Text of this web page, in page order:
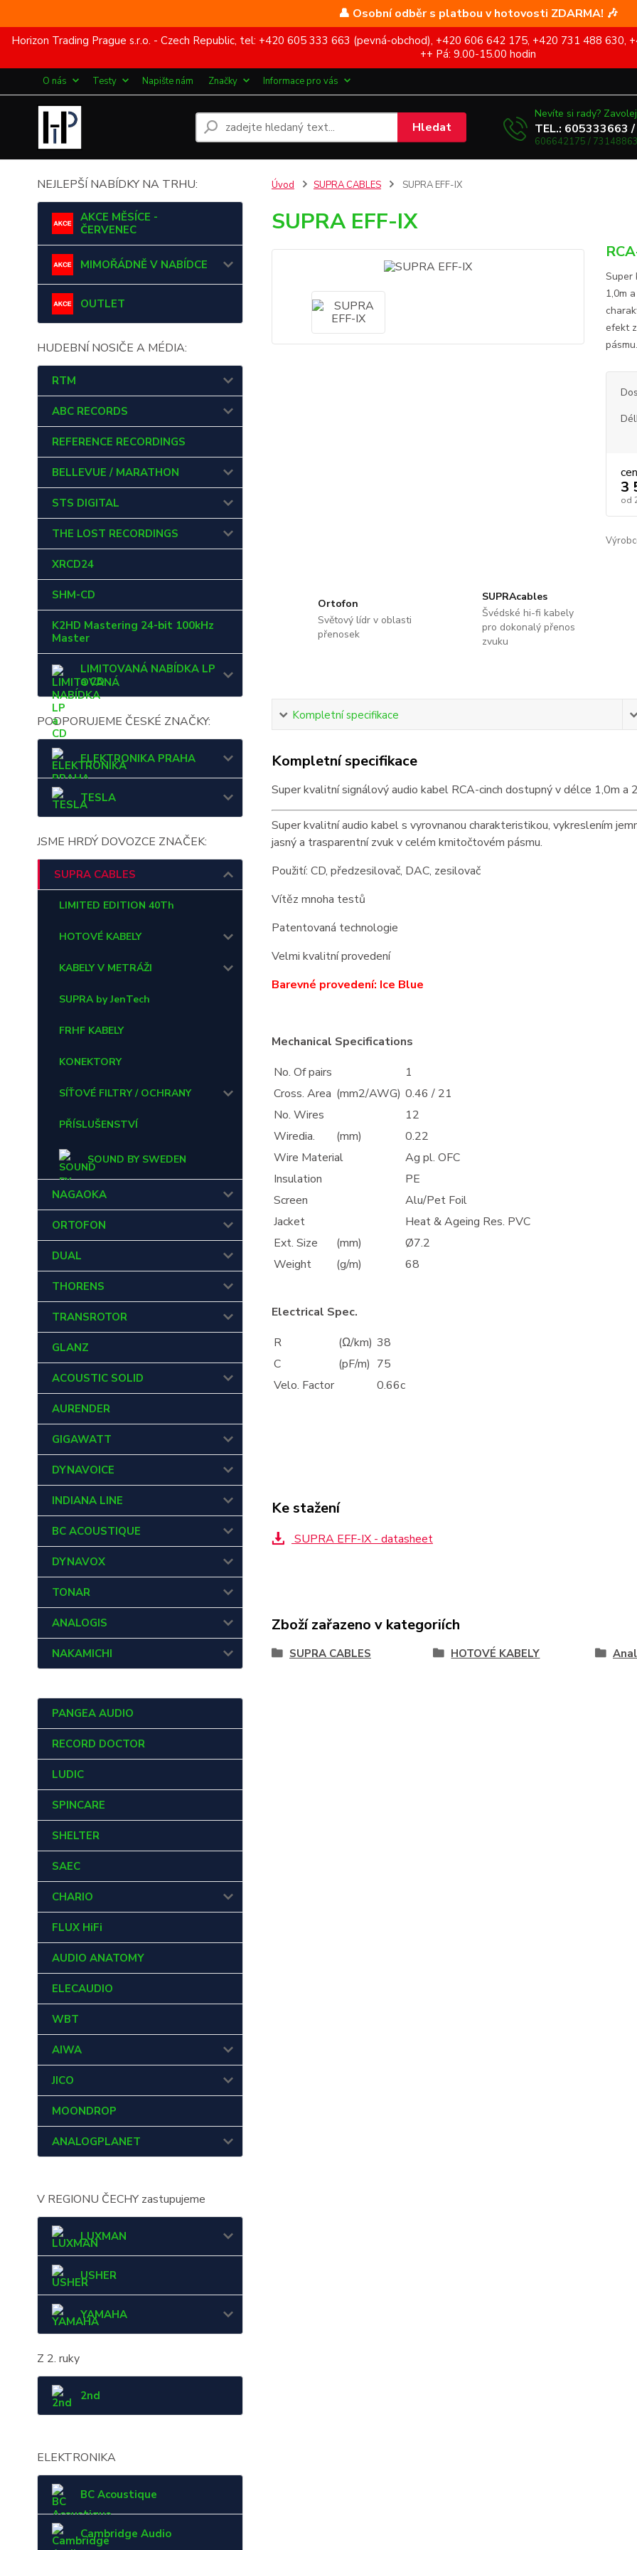
👤 Osobní odběr s platbou v hotovosti ZDARMA! 🎶
Horizon Trading Prague s.r.o. - Czech Republic, tel: +420 605 333 663 (pevná-obchod), +420 606 642 175, +420 731 488
++ Pá: 9.00-15.00 hodin
O nás Testy Napište nám Značky Informace pro vás
Hledat
Nevíte si rady?
TEL.: 605333663 /
606642175 /
NEJLEPŠÍ NABÍDKY NA TRHU:
AKCE MĚSÍCE -
ČERVENEC
MIMOŘÁDNĚ V NABÍDCE
OUTLET
HUDEBNÍ NOSIČE A MÉDIA:
RTM
ABC RECORDS
REFERENCE RECORDINGS
BELLEVUE / MARATHON
STS DIGITAL
THE LOST RECORDINGS
XRCD24
SHM-CD
K2HD Mastering 24-bit 100kHz
Master
LIMITOVANÁ NABÍDKA LP
a CD
PODPORUJEME ČESKÉ ZNAČKY:
ELEKTRONIKA PRAHA
TESLA
JSME HRDÝ DOVOZCE ZNAČEK:
SUPRA CABLES
LIMITED EDITION 40Th
HOTOVÉ KABELY
KABELY V METRÁŽI
SUPRA by JenTech
FRHF KABELY
KONEKTORY
SÍŤOVÉ FILTRY / OCHRANY
PŘÍSLUŠENSTVÍ
SOUND BY SWEDEN
NAGAOKA
ORTOFON
DUAL
THORENS
TRANSROTOR
GLANZ
ACOUSTIC SOLID
AURENDER
GIGAWATT
DYNAVOICE
INDIANA LINE
BC ACOUSTIQUE
DYNAVOX
TONAR
ANALOGIS
NAKAMICHI
PANGEA AUDIO
RECORD DOCTOR
LUDIC
SPINCARE
SHELTER
SAEC
CHARIO
FLUX HiFi
AUDIO ANATOMY
ELECAUDIO
WBT
AIWA
JICO
MOONDROP
ANALOGPLANET
V REGIONU ČECHY zastupujeme
LUXMAN
USHER
YAMAHA
Z 2. ruky
2nd
ELEKTRONIKA
BC Acoustique
Cambridge Audio
Úvod SUPRA CABLES SUPRA EFF-IX
SUPRA EFF-IX
Super
1,0m
efekt
3
od
Ortofon
Světový lídr v oblasti
přenosek
SUPRAcables
Švédské hi-fi kabely
pro dokonalý přenos
zvuku
Kompletní specifikace
Kompletní specifikace
Super kvalitní signálový audio kabel RCA-cinch dostupný v délce 1,0m a
Super kvalitní audio kabel s vyrovnanou charakteristikou, vykreslením
jasný a trasparentní zvuk v celém kmitočtovém pásmu.
Použití: CD, předzesilovač, DAC, zesilovač
Vítěz mnoha testů
Patentovaná technologie
Velmi kvalitní provedení
Barevné provedení: Ice Blue
Mechanical Specifications
No. Of pairs
1
Cross. Area (mm2/AWG) 0.46 / 21
No. Wires
12
Wiredia.
(mm)
0.22
Wire Material
Ag pl. OFC
Insulation
PE
Screen
Alu/Pet Foil
Jacket
Heat & Ageing Res. PVC
Ext. Size
(mm)
Ø7.2
Weight
(g/m) 68
Electrical Spec.
R
(Ω/km) 38
C
(pF/m) 75
Velo. Factor
0.66c
Ke stažení
SUPRA EFF-IX - datasheet
Zboží zařazeno v kategoriích
SUPRA CABLES HOTOVÉ KABELY